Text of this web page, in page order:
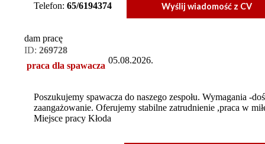
Telefon: 65/6194374 Wyślij wiadomość z CV
dam pracę
ID: 269728
praca dla spawacza
05.08.2026.
Poszukujemy spawacza do naszego zespołu. Wymagania -
zaangażowanie. Oferujemy stabilne zatrudnienie ,praca w
Miejsce pracy Kłoda